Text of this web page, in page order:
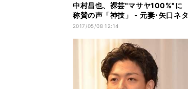
中村昌也、裸芸"マサヤ100%"に
称賛の声「神技」 - 元妻･矢口ネタ
にせず
2017/05/08 12:14